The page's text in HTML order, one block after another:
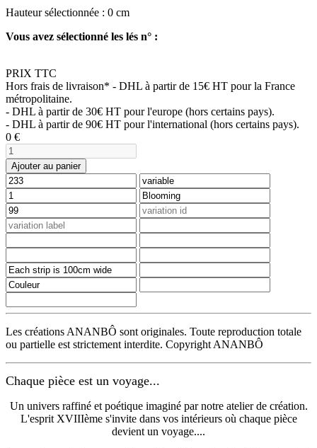
Hauteur sélectionnée : 0 cm
Vous avez sélectionné les lés n° :
PRIX TTC
Hors frais de livraison* - DHL à partir de 15€ HT pour la France
métropolitaine.
- DHL à partir de 30€ HT pour l'europe (hors certains pays).
- DHL à partir de 90€ HT pour l'international (hors certains pays).
0 €
Ajouter au panier
Les créations ANANBÔ sont originales. Toute reproduction totale
ou partielle est strictement interdite. Copyright ANANBÔ
Chaque pièce est un voyage...
Un univers raffiné et poétique imaginé par notre atelier de création.
L'esprit XVIIIème s'invite dans vos intérieurs où chaque pièce
devient un voyage....